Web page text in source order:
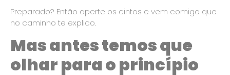
Preparado? Então aperte os cintos e vem comigo que
no caminho te explico.
Mas antes temos que
olhar para o princípio